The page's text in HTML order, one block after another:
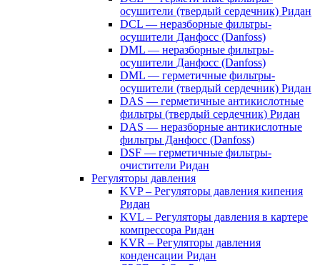
осушители (твердый сердечник) Ридан
DCL — неразборные фильтры-
осушители Данфосс (Danfoss)
DML — неразборные фильтры-
осушители Данфосс (Danfoss)
DML — герметичные фильтры-
осушители (твердый сердечник) Ридан
DAS — герметичные антикислотные
фильтры (твердый сердечник) Ридан
DAS — неразборные антикислотные
фильтры Данфосс (Danfoss)
DSF — герметичные фильтры-
очистители Ридан
Регуляторы давления
KVP – Регуляторы давления кипения
Ридан
KVL – Регуляторы давления в картере
компрессора Ридан
KVR – Регуляторы давления
конденсации Ридан